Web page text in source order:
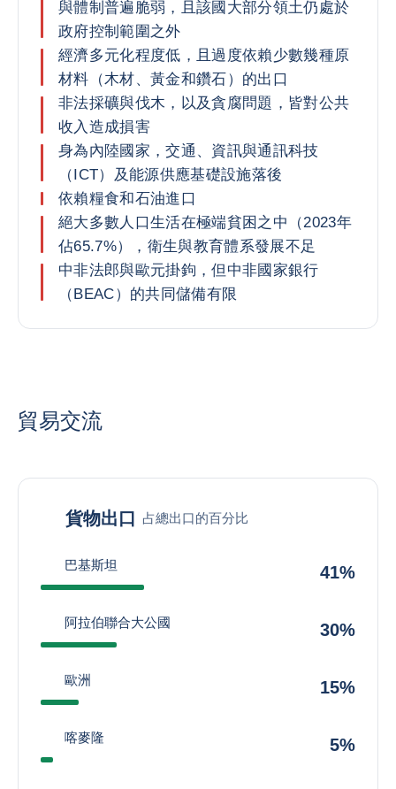
與體制普遍脆弱，且該國大部分領土仍處於
政府控制範圍之外
經濟多元化程度低，且過度依賴少數幾種原
材料（木材、黃金和鑽石）的出口
非法採礦與伐木，以及貪腐問題，皆對公共
收入造成損害
身為內陸國家，交通、資訊與通訊科技
（ICT）及能源供應基礎設施落後
依賴糧食和石油進口
絕大多數人口生活在極端貧困之中（2023年
佔65.7%），衛生與教育體系發展不足
中非法郎與歐元掛鉤，但中非國家銀行
（BEAC）的共同儲備有限
貿易交流
貨物出口 占總出口的百分比
巴基斯坦 41%
阿拉伯聯合大公國 30%
歐洲 15%
喀麥隆 5%